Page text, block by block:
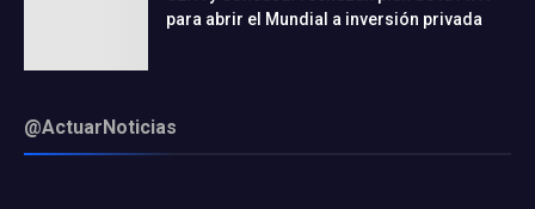
para abrir el Mundial a inversión privada
@ActuarNoticias